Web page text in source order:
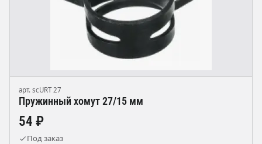
арт. scURT 27
Пружинный хомут 27/15 мм
54 ₽
Под заказ